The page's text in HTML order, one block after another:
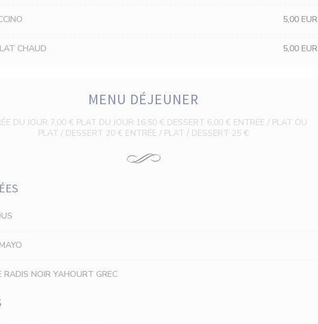
5,00 EUR
CHAUD 5,00 EUR
MENU DÉJEUNER
DU JOUR 7,00 € PLAT DU JOUR 16,50 € DESSERT 6,00 € ENTRÉE / PLAT OU
PLAT / DESSERT 20 € ENTRÉE / PLAT / DESSERT 25 €
RADIS NOIR YAHOURT GREC